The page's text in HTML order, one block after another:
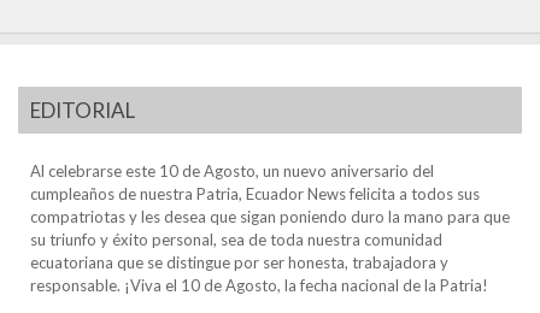
EDITORIAL
Al celebrarse este 10 de Agosto, un nuevo aniversario del
cumpleaños de nuestra Patria, Ecuador News felicita a todos sus
compatriotas y les desea que sigan poniendo duro la mano para que
su triunfo y éxito personal, sea de toda nuestra comunidad
ecuatoriana que se distingue por ser honesta, trabajadora y
responsable. ¡Viva el 10 de Agosto, la fecha nacional de la Patria!